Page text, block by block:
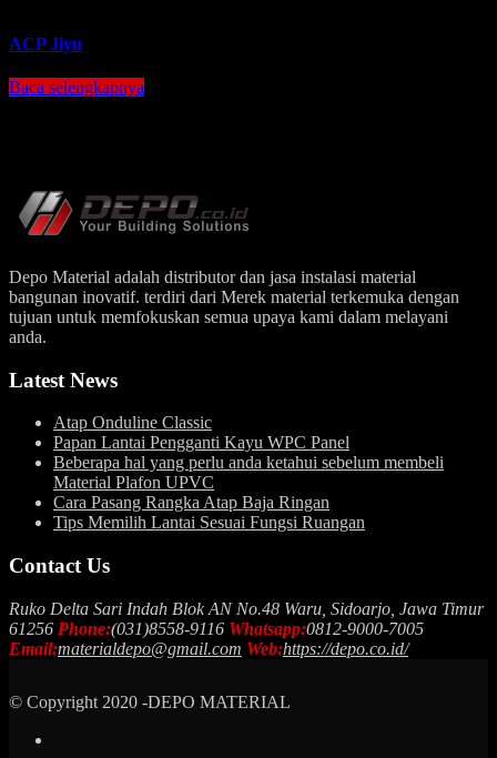
ACP Jiyu
Baca selengkapnya
Depo Material adalah distributor dan jasa instalasi material
bangunan inovatif. terdiri dari Merek material terkemuka dengan
tujuan untuk memfokuskan semua upaya kami dalam melayani
anda.
Latest News
Atap Onduline Classic
Papan Lantai Pengganti Kayu WPC Panel
Beberapa hal yang perlu anda ketahui sebelum membeli
Material Plafon UPVC
Cara Pasang Rangka Atap Baja Ringan
Tips Memilih Lantai Sesuai Fungsi Ruangan
Contact Us
Ruko Delta Sari Indah Blok AN No.48 Waru, Sidoarjo, Jawa Timur
61256 Phone:(031)8558-9116 Whatsapp:0812-9000-7005
Email:materialdepo@gmail.com Web:https://depo.co.id/
© Copyright 2020 -DEPO MATERIAL